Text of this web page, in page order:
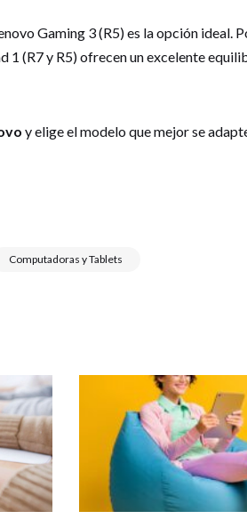
Gaming 3 (R5) es la opción ideal.
1 (R7 y R5) ofrecen un excelente
y elige el modelo que mejor se
Computadoras y Tablets